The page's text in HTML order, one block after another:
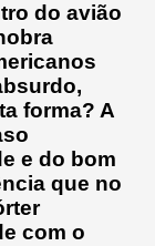
do avião
forma? A
e do bom
que no
com o